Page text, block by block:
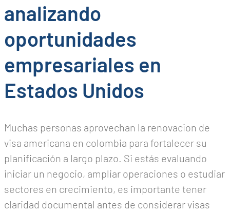
analizando
oportunidades
empresariales en
Estados Unidos
Muchas personas aprovechan la renovacion de
visa americana en colombia para fortalecer su
planificación a largo plazo. Si estás evaluando
iniciar un negocio, ampliar operaciones o estudiar
sectores en crecimiento, es importante tener
claridad documental antes de considerar visas